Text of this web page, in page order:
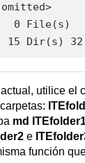
0 File(s)
15 Dir(s)
utilice el
md
e
función